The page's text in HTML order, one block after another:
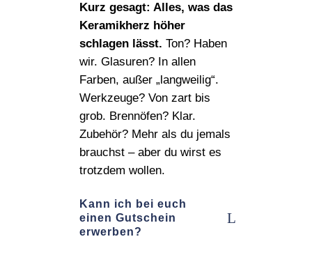
Kurz gesagt: Alles, was das
Keramikherz höher
schlagen lässt. Ton? Haben
wir. Glasuren? In allen
Farben, außer „langweilig“.
Werkzeuge? Von zart bis
grob. Brennöfen? Klar.
Zubehör? Mehr als du jemals
brauchst – aber du wirst es
trotzdem wollen.
Kann ich bei euch
einen Gutschein
erwerben?